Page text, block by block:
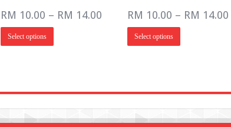
RM 10.00 – RM 14.00Price
range:
RM 10.00
Select options
This
has
may
chosen
on
RM 10.00 – RM 14.00
Select options
This
has
may
chosen
on